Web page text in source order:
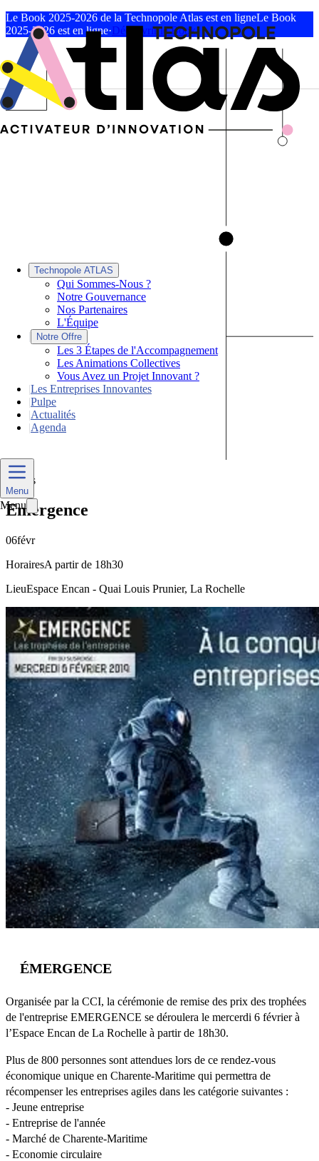
Le Book 2025-2026 de la Technopole Atlas est en ligneLe Book
2025-2026 est en ligne·Découvrir le Book
Technopole ATLAS
Qui Sommes-Nous ?
Notre Gouvernance
Nos Partenaires
L'Équipe
|
Notre Offre
Les 3 Étapes de l'Accompagnement
Les Animations Collectives
Vous Avez un Projet Innovant ?
|Les Entreprises Innovantes
|Pulpe
|Actualités
|Agenda
Menu
Menu
Divers
Emergence
06févr
HorairesA partir de 18h30
LieuEspace Encan - Quai Louis Prunier, La Rochelle
ÉMERGENCE
Organisée par la CCI, la cérémonie de remise des prix des trophées
de l'entreprise EMERGENCE se déroulera le mercerdi 6 février à
l’Espace Encan de La Rochelle à partir de 18h30.
Plus de 800 personnes sont attendues lors de ce rendez-vous
économique unique en Charente-Maritime qui permettra de
récompenser les entreprises agiles dans les catégorie suivantes :
- Jeune entreprise
- Entreprise de l'année
- Marché de Charente-Maritime
- Economie circulaire